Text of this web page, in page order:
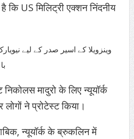
कि US मिलिट्री एक्शन निंदनीय
मादुरो के लिए न्यूयॉर्क
ने प्रोटेस्ट किया।
न्यूयॉर्क के ब्रुकलिन में